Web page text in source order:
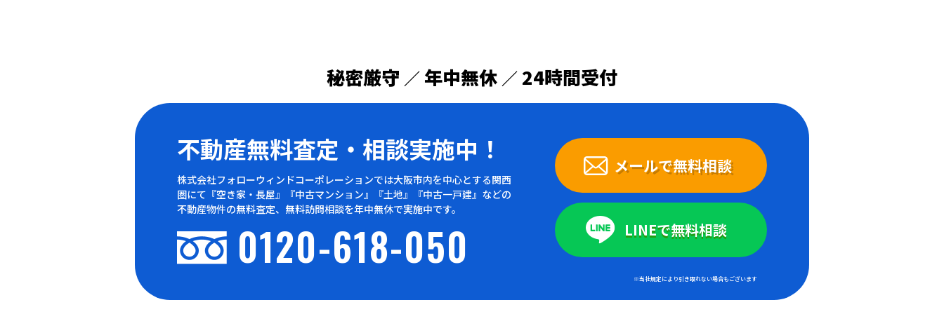
秘密厳守 ／ 年中無休 ／ 24時間受付
不動産無料査定・ 相談実施中！
株式会社フォローウィンドコーポレーションでは大阪市内を中心とする関西
圏にて『空き家・長屋』『中古マンション』『土地』『中古一戸建』などの
不動産物件の無料査定、無料訪問相談を年中無休で実施中です。
0120-618-050
メールで無料相談
LINEで無料相談
※当社規定により引き取れない場合もございます